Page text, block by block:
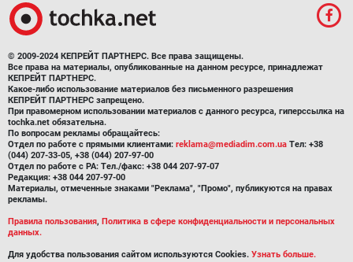
© 2009-2024 КЕПРЕЙТ ПАРТНЕРС. Все права защищены.
Все права на материалы, опубликованные на данном ресурсе, принадлежат
КЕПРЕЙТ ПАРТНЕРС.
Какое-либо использование материалов без письменного разрешения
КЕПРЕЙТ ПАРТНЕРС запрещено.
При правомерном использовании материалов с данного ресурса, гиперссылка на
tochka.net обязательна.
По вопросам рекламы обращайтесь:
Отдел по работе с прямыми клиентами: reklama@mediadim.com.ua Тел: +38
(044) 207-33-05, +38 (044) 207-97-00
Отдел по работе с РА: Тел./факс: +38 044 207-97-07
Редакция: +38 044 207-97-00
Материалы, отмеченные знаками "Реклама", "Промо", публикуются на правах
рекламы.
Правила пользования, Политика в сфере конфиденциальности и персональных
данных.
Для удобства пользования сайтом используются Cookies. Узнать больше.